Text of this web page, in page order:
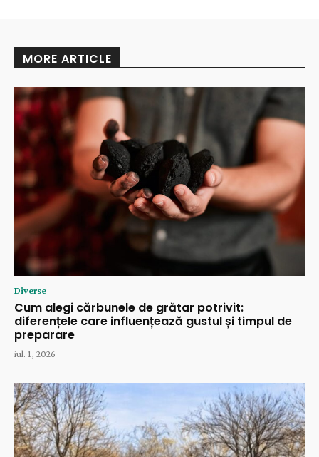
MORE ARTICLE
Diverse
Cum alegi cărbunele de grătar potrivit:
diferențele care influențează gustul și timpul de
preparare
iul. 1, 2026